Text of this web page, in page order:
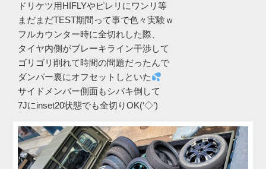
ドリケツ用HIFLYやピレリにワンリ等
まだまだTEST期間って事で色々実験ｗ
フルカウンター時に全切れした際、
タイヤ内側がブレーキライン干渉して
ゴリゴリ削れて時間の問題だったんで
ダンパー裏にオフセットしといた
サイドメンバー側面もシバキ倒して
7Jにinset20状態でも全切りOK(‘◇’)ゞ